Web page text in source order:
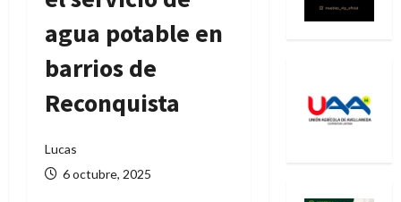
agua potable en
barrios de
Reconquista
Lucas
6 octubre, 2025